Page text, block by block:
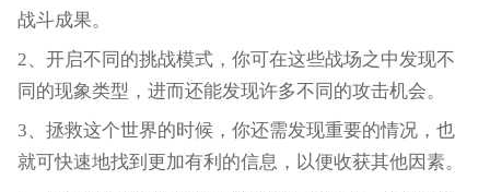
战斗成果。
2、开启不同的挑战模式，你可在这些战场之中发现不
同的现象类型，进而还能发现许多不同的攻击机会。
3、拯救这个世界的时候，你还需发现重要的情况，也
就可快速地找到更加有利的信息，以便收获其他因素。